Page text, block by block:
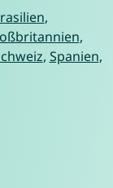
,
,
, Spanien,